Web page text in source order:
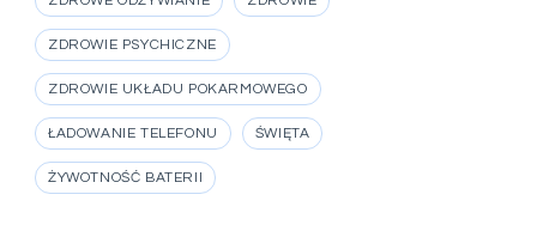
ZDROWIE PSYCHICZNE
ZDROWIE UKŁADU POKARMOWEGO
ŁADOWANIE TELEFONU ŚWIĘTA
ŻYWOTNOŚĆ BATERII